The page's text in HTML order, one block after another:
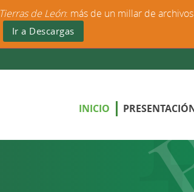
INICIO
Tierras de León: más de un millar de
Ir a Descargas